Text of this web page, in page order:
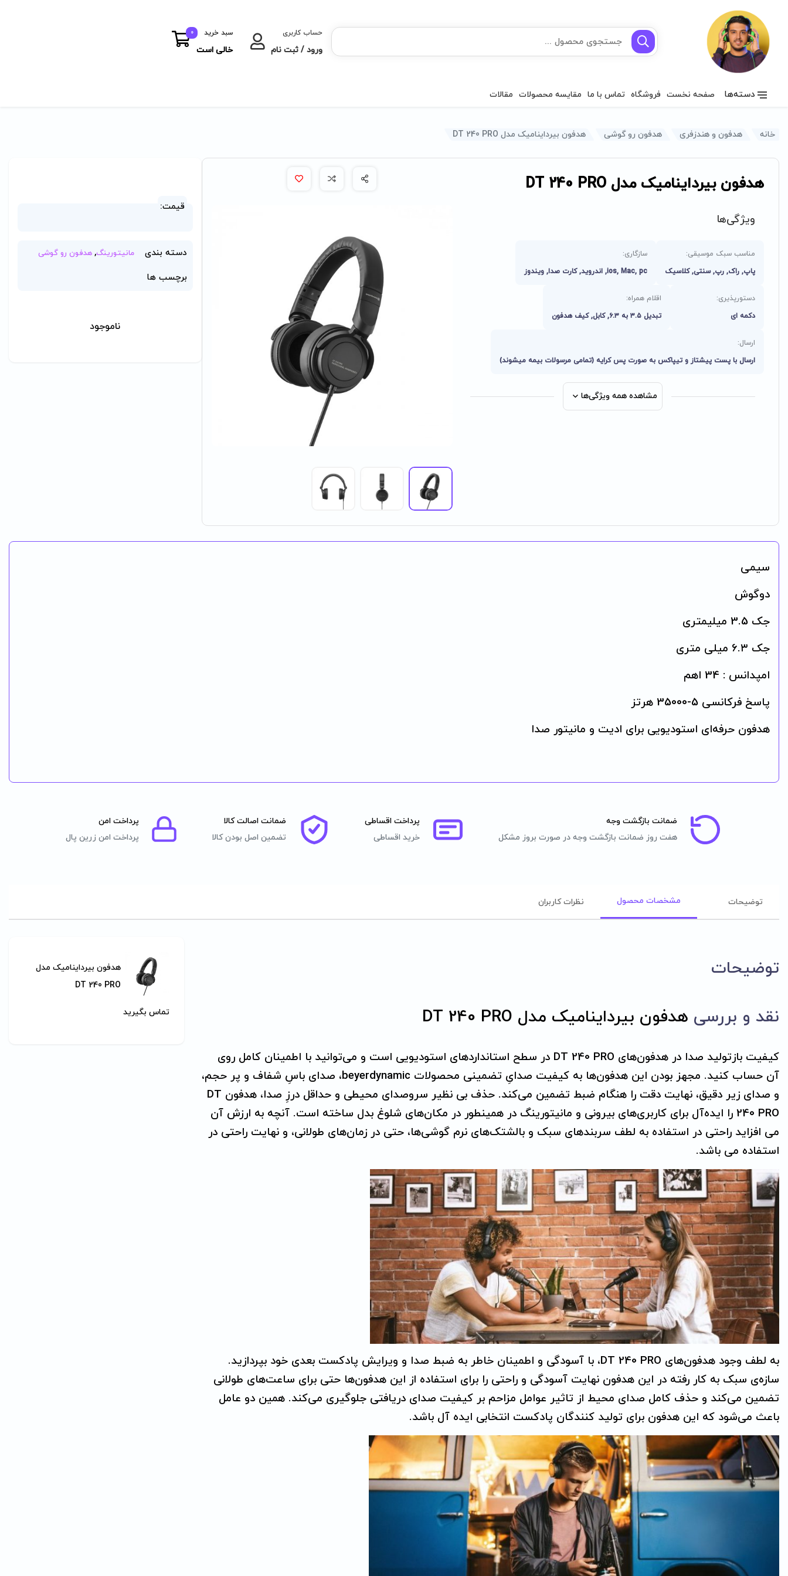
حساب کاربری
ورود / ثبت نام
سبد خرید
خالی است
0
دسته‌ها صفحه نخست فروشگاه تماس با ما مقایسه محصولات مقالات
خانه هدفون و هندزفری هدفون رو گوشی هدفون بیرداینامیک مدل DT 240 PRO
هدفون بیرداینامیک مدل DT 240 PRO
ویژگی‌ها
مناسب سبک موسیقی:
پاپ, راک, رپ, سنتی, کلاسیک
سازگاری:
ios, Mac, pc, اندروید, کارت صدا, ویندوز
دستورپذیری:
دکمه ای
اقلام همراه:
تبدیل ۳.۵ به ۶.۳, کابل, کیف هدفون
ارسال:
ارسال با پست پیشتاز و تیپاکس به صورت پس کرایه (تمامی مرسولات بیمه میشوند)
مشاهده همه ویژگی‌ها
قیمت:
دسته بندی مانیتورینگ,هدفون رو گوشی
برچسب ها
ناموجود
سیمی
دوگوش
جک 3.5 میلیمتری
جک ۶.۳ میلی متری
امپدانس : 34 اهم
پاسخ فرکانسی 5-35000 هرتز
هدفون حرفه‌ای استودیویی برای ادیت و مانیتور صدا
ضمانت بازگشت وجه
هفت روز ضمانت بازگشت وجه در صورت بروز مشکل
پرداخت اقساطی
خرید اقساطی
ضمانت اصالت کالا
تضمین اصل بودن کالا
پرداخت امن
پرداخت امن زرین پال
توضیحات مشخصات محصول نظرات کاربران
توضیحات
نقد و بررسی هدفون بیرداینامیک مدل DT 240 PRO
کیفیت بازتولید صدا در هدفون‌های DT 240 PRO در سطح استانداردهای استودیویی است و می‌توانید با اطمینان کامل روی
آن حساب کنید. مجهز بودن این هدفون‌ها به کیفیت صدایِ تضمینی محصولات beyerdynamic، صدای باسِ شفاف و پر حجم،
و صدای زیر دقیق، نهایت دقت را هنگام ضبط تضمین می‌کند. حذف بی نظیر سروصدای محیطی و حداقل درزِ صدا، هدفون DT
240 PRO را ایده‌آل برای کاربری‌های بیرونی و مانیتورینگ در همینطور در مکان‌های شلوغ بدل ساخته است. آنچه به ارزش آن
می افزاید راحتی در استفاده به لطف سربندهای سبک و بالشتک‌های نرم گوشی‌ها، حتی در زمان‌های طولانی، و نهایت راحتی در
استفاده می باشد.
به لطف وجود هدفون‌های DT 240 PRO، با آسودگی و اطمینان خاطر به ضبط صدا و ویرایش پادکست بعدی‌ خود بپردازید.
سازه‌ی سبک به کار رفته در این هدفون نهایت آسودگی و راحتی را برای استفاده از این هدفون‌ها حتی برای ساعت‌های طولانی
تضمین می‌کند و حذف کامل صدای محیط از تاثیر عوامل مزاحم بر کیفیت صدای دریافتی جلوگیری می‌کند. همین دو عامل
باعث می‌شود که این هدفون برای تولید کنندگان پادکست انتخابی ایده آل باشد.
هدفون بیرداینامیک مدل
DT 240 PRO
تماس بگیرید